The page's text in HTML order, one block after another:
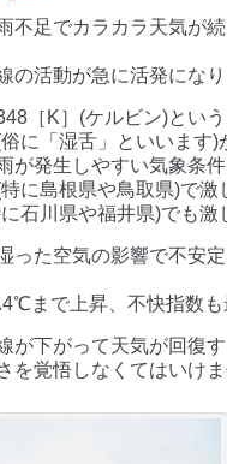
不足でカラカラ天気が
の活動が急に活発にな
［K］(ケルビン)という
に「湿舌」といいます)
が発生しやすい気象条
に島根県や鳥取県)で激
石川県や福井県)でも激
った空気の影響で不安
まで上昇、不快指数
が下がって天気が回復
を覚悟しなくてはいけ